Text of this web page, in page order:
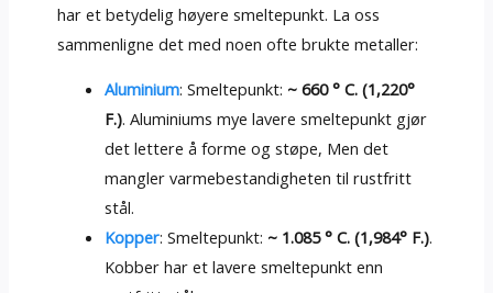
har et betydelig høyere smeltepunkt. La oss
sammenligne det med noen ofte brukte metaller:
Aluminium: Smeltepunkt: ~ 660 ° C. (1,220°
F.). Aluminiums mye lavere smeltepunkt gjør
det lettere å forme og støpe, Men det
mangler varmebestandigheten til rustfritt
stål.
Kopper: Smeltepunkt: ~ 1.085 ° C. (1,984° F.).
Kobber har et lavere smeltepunkt enn